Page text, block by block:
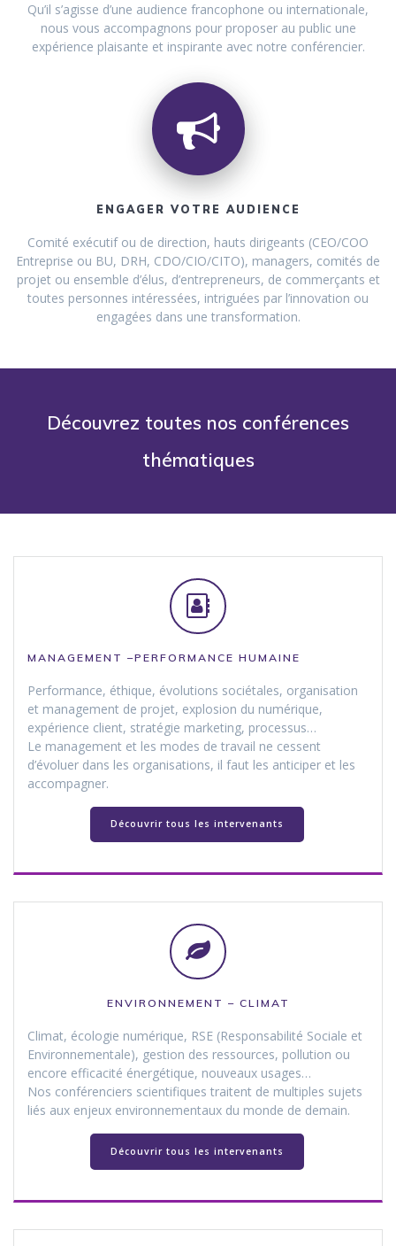
Qu’il s’agisse d’une audience francophone ou internationale,
nous vous accompagnons pour proposer au public une
expérience plaisante et inspirante avec notre conférencier.
ENGAGER VOTRE AUDIENCE
Comité exécutif ou de direction, hauts dirigeants (CEO/COO
Entreprise ou BU, DRH, CDO/CIO/CITO), managers, comités de
projet ou ensemble d’élus, d’entrepreneurs, de commerçants et
toutes personnes intéressées, intriguées par l’innovation ou
engagées dans une transformation.
Découvrez toutes nos conférences
thématiques
MANAGEMENT –PERFORMANCE HUMAINE
Performance, éthique, évolutions sociétales, organisation
et management de projet, explosion du numérique,
expérience client, stratégie marketing, processus…
Le management et les modes de travail ne cessent
d’évoluer dans les organisations, il faut les anticiper et les
accompagner.
Découvrir tous les intervenants
ENVIRONNEMENT – CLIMAT
Climat, écologie numérique, RSE (Responsabilité Sociale et
Environnementale), gestion des ressources, pollution ou
encore efficacité énergétique, nouveaux usages…
Nos conférenciers scientifiques traitent de multiples sujets
liés aux enjeux environnementaux du monde de demain.
Découvrir tous les intervenants